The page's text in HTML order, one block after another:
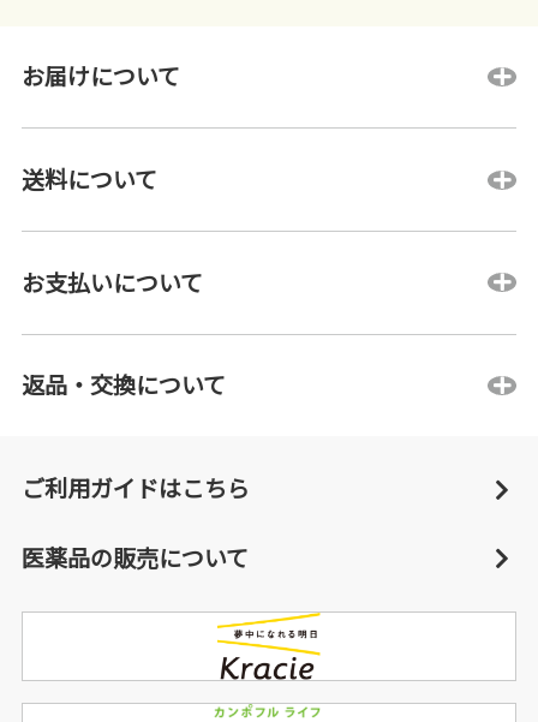
お届けについて
送料について
お支払いについて
返品・交換について
ご利用ガイドはこちら
医薬品の販売について